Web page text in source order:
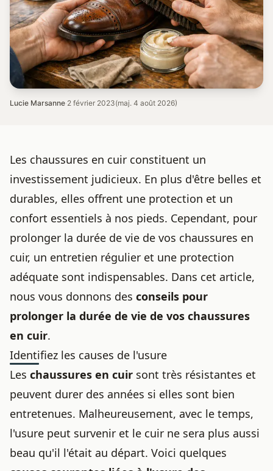
Lucie Marsanne·2 février 2023(maj. 4 août 2026)
Les chaussures en cuir constituent un
investissement judicieux. En plus d'être belles et
durables, elles offrent une protection et un
confort essentiels à nos pieds. Cependant, pour
prolonger la durée de vie de vos chaussures en
cuir, un entretien régulier et une protection
adéquate sont indispensables. Dans cet article,
nous vous donnons des conseils pour
prolonger la durée de vie de vos chaussures
en cuir.
Identifiez les causes de l'usure
Les chaussures en cuir sont très résistantes et
peuvent durer des années si elles sont bien
entretenues. Malheureusement, avec le temps,
l'usure peut survenir et le cuir ne sera plus aussi
beau qu'il l'était au départ. Voici quelques